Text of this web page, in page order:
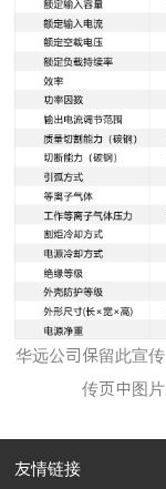
华远公司保留此宣
传页中图
友情链接